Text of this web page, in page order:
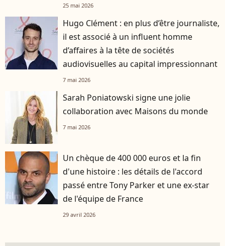
25 mai 2026
Hugo Clément : en plus d’être journaliste,
il est associé à un influent homme
d’affaires à la tête de sociétés
audiovisuelles au capital impressionnant
7 mai 2026
Sarah Poniatowski signe une jolie
collaboration avec Maisons du monde
7 mai 2026
Un chèque de 400 000 euros et la fin
d'une histoire : les détails de l'accord
passé entre Tony Parker et une ex-star
de l'équipe de France
29 avril 2026